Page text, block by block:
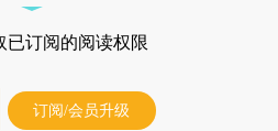
已订阅的阅读权限
订阅/会员升级